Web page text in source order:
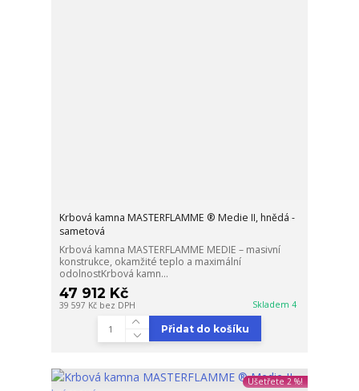
Krbová kamna MASTERFLAMME ® Medie II, hnědá -
sametová
Krbová kamna MASTERFLAMME MEDIE – masivní
konstrukce, okamžité teplo a maximální
odolnostKrbová kamn...
47 912 Kč
39 597 Kč bez DPH Skladem 4
Přidat do košíku
Ušetřete 2 %!